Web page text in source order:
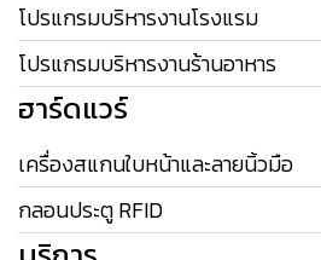
โปรแกรมบริหารงานโรงแรม
โปรแกรมบริหารงานร้านอาหาร
ฮาร์ดแวร์
เครื่องสแกนใบหน้าและลายนิ้วมือ
กลอนประตู RFID